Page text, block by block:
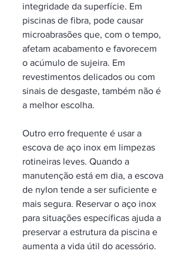
integridade da superfície. Em
piscinas de fibra, pode causar
microabrasões que, com o tempo,
afetam acabamento e favorecem
o acúmulo de sujeira. Em
revestimentos delicados ou com
sinais de desgaste, também não é
a melhor escolha.
Outro erro frequente é usar a
escova de aço inox em limpezas
rotineiras leves. Quando a
manutenção está em dia, a escova
de nylon tende a ser suficiente e
mais segura. Reservar o aço inox
para situações específicas ajuda a
preservar a estrutura da piscina e
aumenta a vida útil do acessório.